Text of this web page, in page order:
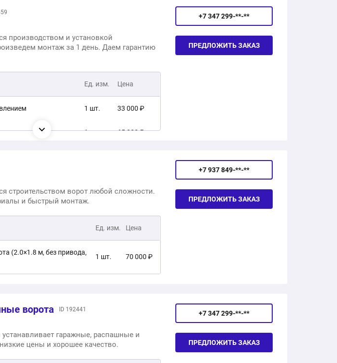
производством и установкой
монтаж за 1 день. Даем гарантию
Ед. изм. Цена
1 шт. 33 000 ₽
управлением 1 шт. 65 000 ₽
+7 347 299-**-**
ПРЕДЛОЖИТЬ ЗАКАЗ
строительством ворот любой сложности.
и быстрый монтаж.
Ед. изм. Цена
(2.0×1.8 м, без привода,
1 шт. 70 000 ₽
+7 937 849-**-**
ПРЕДЛОЖИТЬ ЗАКАЗ
ворота ID 192441
гаражные, распашные и
цены и хорошее качество.
+7 347 299-**-**
ПРЕДЛОЖИТЬ ЗАКАЗ